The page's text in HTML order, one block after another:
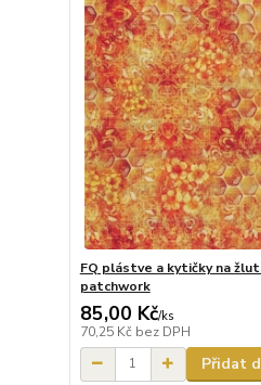
FQ plástve a kytičky na
patchwork
85,00 Kč/ks
70,25 Kč bez DPH
Přidat